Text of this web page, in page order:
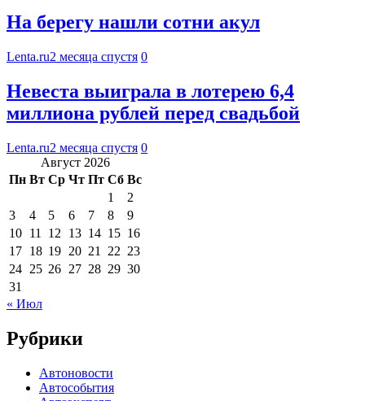
На берегу нашли сотни акул
Lenta.ru2 месяца спустя 0
Невеста выиграла в лотерею 6,4
миллиона рублей перед свадьбой
Lenta.ru2 месяца спустя 0
Август 2026
Пн Вт Ср Чт Пт Сб Вс
1
2
3
4 5 6 7 8
9
10 11 12 13 14 15 16
17 18 19 20 21 22 23
24 25 26 27 28 29 30
31
« Июл
Рубрики
Автоновости
Автособытия